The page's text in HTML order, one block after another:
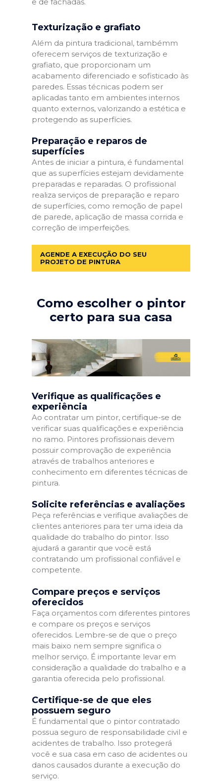
Texturização e grafiato
Além da pintura tradicional, tambémm
oferecem serviços de texturização e
grafiato, que proporcionam um
acabamento diferenciado e sofisticado às
paredes. Essas técnicas podem ser
aplicadas tanto em ambientes internos
quanto externos, valorizando a estética e
protegendo as superfícies.
Preparação e reparos de
superfícies
Antes de iniciar a pintura, é fundamental
que as superfícies estejam devidamente
preparadas e reparadas. O profissional
realiza serviços de preparação e reparo
de superfícies, como remoção de papel
de parede, aplicação de massa corrida e
correção de imperfeições.
AGENDE A EXECUÇÃO DO SEU
PROJETO DE PINTURA
Como escolher o pintor
certo para sua casa
Verifique as qualificações e
experiência
Ao contratar um pintor, certifique-se de
verificar suas qualificações e experiência
no ramo. Pintores profissionais devem
possuir comprovação de experiência
através de trabalhos anteriores e
conhecimento em diferentes técnicas de
pintura.
Solicite referências e avaliações
Peça referências e verifique avaliações de
clientes anteriores para ter uma ideia da
qualidade do trabalho do pintor. Isso
ajudará a garantir que você está
contratando um profissional confiável e
competente.
Compare preços e serviços
oferecidos
Faça orçamentos com diferentes pintores
e compare os preços e serviços
oferecidos. Lembre-se de que o preço
mais baixo nem sempre significa o
melhor serviço. É importante levar em
consideração a qualidade do trabalho e a
garantia oferecida pelo profissional.
Certifique-se de que eles
possuem seguro
É fundamental que o pintor contratado
possua seguro de responsabilidade civil e
acidentes de trabalho. Isso protegerá
você e sua casa em caso de acidentes ou
danos causados durante a execução do
serviço.